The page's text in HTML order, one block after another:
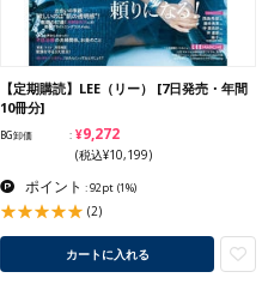
【定期購読】LEE（リー） [7日発売・年間
10冊分]
BG卸価 ¥9,272
(税込¥10,199)
ポイント : 92pt (1%)
(2)
カートに入れる